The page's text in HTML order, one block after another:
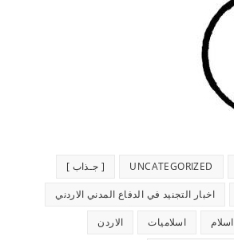
UNCATEGORIZED [ جـذاب ]
اخبار التجنيد في الدفاع المدني الاردني
اسلام اسلاميات الاردن